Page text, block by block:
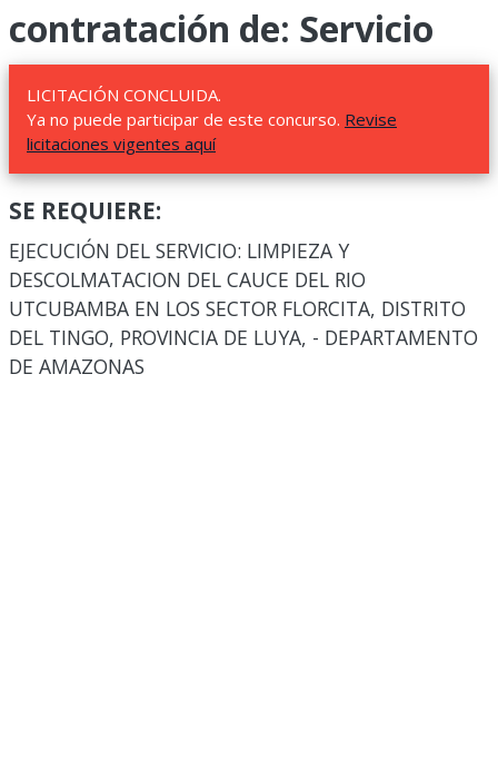
contratación de: Servicio
LICITACIÓN CONCLUIDA.
Ya no puede participar de este concurso. Revise
licitaciones vigentes aquí
SE REQUIERE:
EJECUCIÓN DEL SERVICIO: LIMPIEZA Y
DESCOLMATACION DEL CAUCE DEL RIO
UTCUBAMBA EN LOS SECTOR FLORCITA, DISTRITO
DEL TINGO, PROVINCIA DE LUYA, - DEPARTAMENTO
DE AMAZONAS